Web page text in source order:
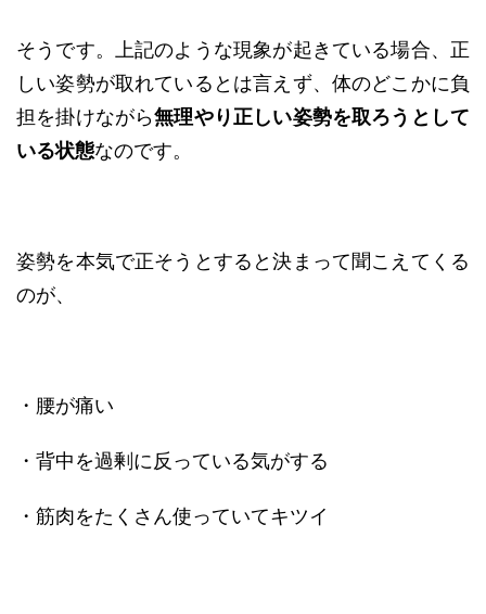
そうです。上記のような現象が起きている場合、正
しい姿勢が取れているとは言えず、体のどこかに負
担を掛けながら無理やり正しい姿勢を取ろうとして
いる状態なのです。
姿勢を本気で正そうとすると決まって聞こえてくる
のが、
・腰が痛い
・背中を過剰に反っている気がする
・筋肉をたくさん使っていてキツイ